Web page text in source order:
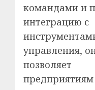
командами и
интеграцию с
управления,
позволяет
предприятиям